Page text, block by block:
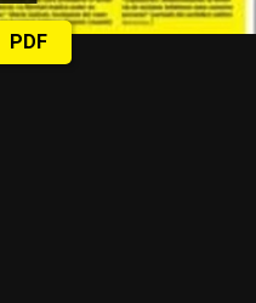
PDF